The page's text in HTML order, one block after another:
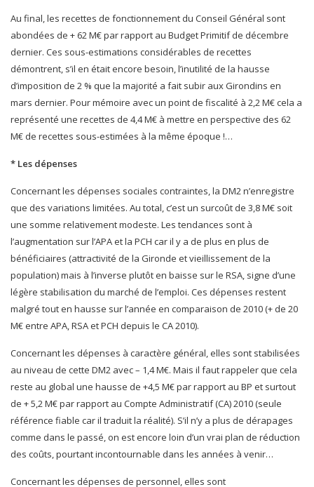
Au final, les recettes de fonctionnement du Conseil Général sont
abondées de + 62 M€ par rapport au Budget Primitif de décembre
dernier. Ces sous-estimations considérables de recettes
démontrent, s’il en était encore besoin, l’inutilité de la hausse
d’imposition de 2 % que la majorité a fait subir aux Girondins en
mars dernier. Pour mémoire avec un point de fiscalité à 2,2 M€ cela a
représenté une recettes de 4,4 M€ à mettre en perspective des 62
M€ de recettes sous-estimées à la même époque !…
* Les dépenses
Concernant les dépenses sociales contraintes, la DM2 n’enregistre
que des variations limitées. Au total, c’est un surcoût de 3,8 M€ soit
une somme relativement modeste. Les tendances sont à
l’augmentation sur l’APA et la PCH car il y a de plus en plus de
bénéficiaires (attractivité de la Gironde et vieillissement de la
population) mais à l’inverse plutôt en baisse sur le RSA, signe d’une
légère stabilisation du marché de l’emploi. Ces dépenses restent
malgré tout en hausse sur l’année en comparaison de 2010 (+ de 20
M€ entre APA, RSA et PCH depuis le CA 2010).
Concernant les dépenses à caractère général, elles sont stabilisées
au niveau de cette DM2 avec – 1,4 M€. Mais il faut rappeler que cela
reste au global une hausse de +4,5 M€ par rapport au BP et surtout
de + 5,2 M€ par rapport au Compte Administratif (CA) 2010 (seule
référence fiable car il traduit la réalité). S’il n’y a plus de dérapages
comme dans le passé, on est encore loin d’un vrai plan de réduction
des coûts, pourtant incontournable dans les années à venir…
Concernant les dépenses de personnel, elles sont